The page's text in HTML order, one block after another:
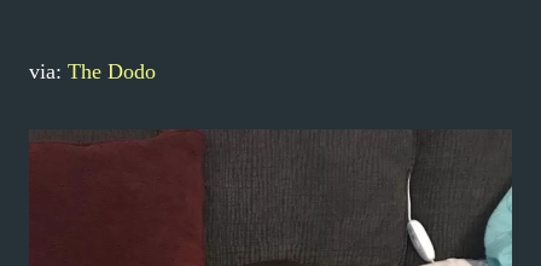
via: The Dodo